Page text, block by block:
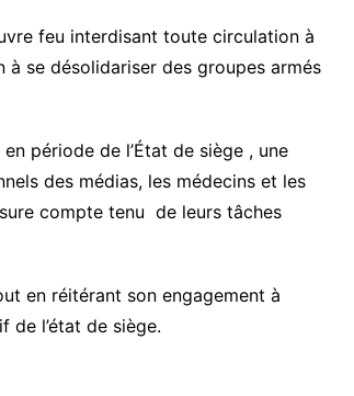
feu interdisant toute circulation à
à se désolidariser des groupes armés
période de l’État de siège , une
des médias, les médecins et les
compte tenu de leurs tâches
en réitérant son engagement à
de l’état de siège.